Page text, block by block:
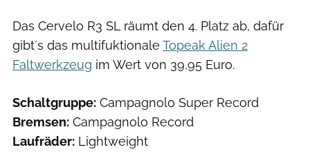
Das Cervelo R3 SL räumt den 4. Platz ab, dafür
gibt´s das multifuktionale Topeak Alien 2
Faltwerkzeug im Wert von 39,95 Euro.
Schaltgruppe: Campagnolo Super Record
Bremsen: Campagnolo Record
Laufräder: Lightweight